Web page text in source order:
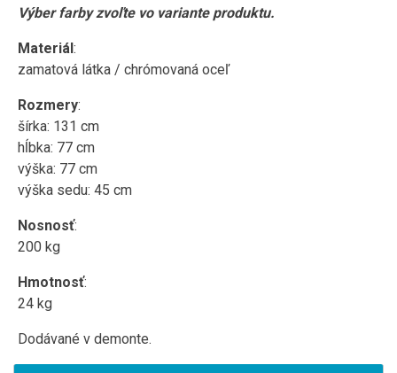
Výber farby zvoľte vo variante produktu.
Materiál:
zamatová látka / chrómovaná oceľ
Rozmery:
šírka: 131 cm
hĺbka: 77 cm
výška: 77 cm
výška sedu: 45 cm
Nosnosť:
200 kg
Hmotnosť:
24 kg
Dodávané v demonte.